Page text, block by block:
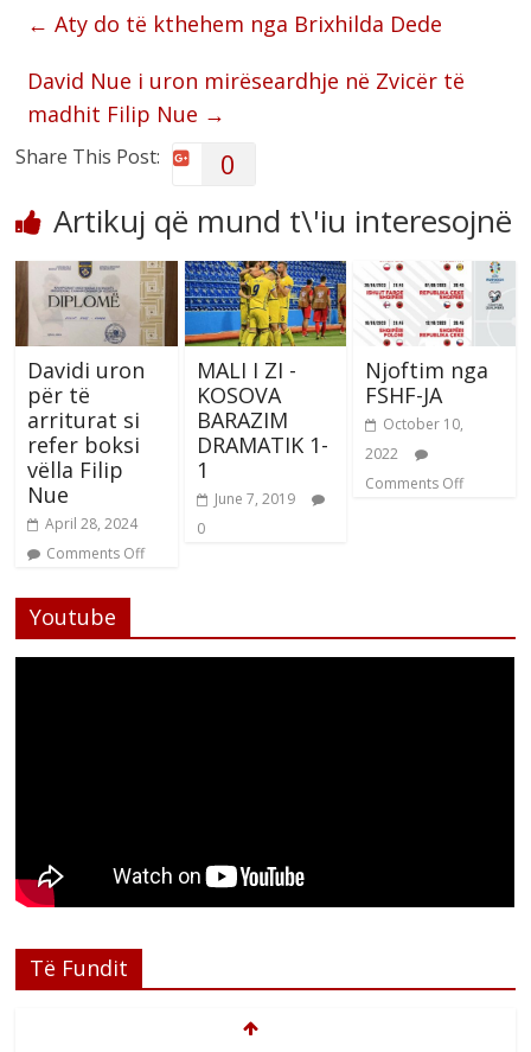
← Aty do të kthehem nga Brixhilda Dede
David Nue i uron mirëseardhje në Zvicër të
madhit Filip Nue →
Share This Post: 0
Artikuj që mund t\'iu interesojnë
Davidi uron
për të
arriturat si
refer boksi
vëlla Filip
Nue
April 28, 2024
Comments Off
MALI I ZI -
KOSOVA
BARAZIM
DRAMATIK 1-
1
June 7, 2019
0
Njoftim nga
FSHF-JA
October 10,
2022
Comments Off
Youtube
Të Fundit